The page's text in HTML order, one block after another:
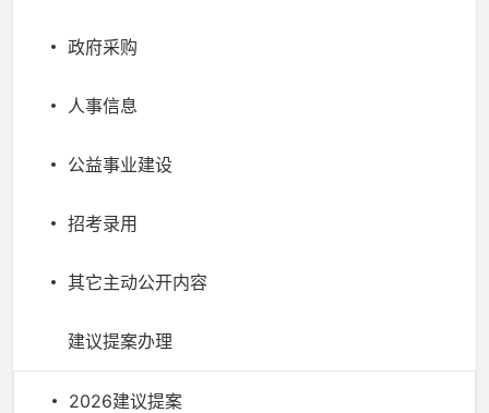
政府采购
人事信息
公益事业建设
招考录用
其它主动公开内容
建议提案办理
2026建议提案